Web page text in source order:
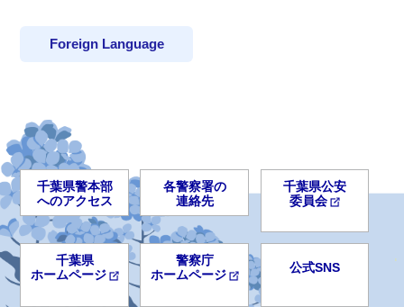
Foreign Language
千葉県警本部
へのアクセス
各警察署の
連絡先
千葉県公安
委員会
千葉県
ホームページ
警察庁
ホームページ
公式SNS